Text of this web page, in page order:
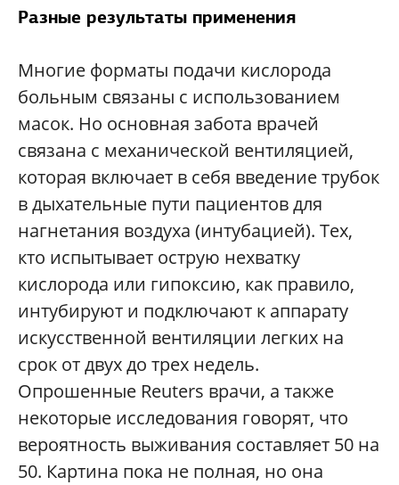
Разные результаты применения
Многие форматы подачи кислорода
больным связаны с использованием
масок. Но основная забота врачей
связана с механической вентиляцией,
которая включает в себя введение трубок
в дыхательные пути пациентов для
нагнетания воздуха (интубацией). Тех,
кто испытывает острую нехватку
кислорода или гипоксию, как правило,
интубируют и подключают к аппарату
искусственной вентиляции легких на
срок от двух до трех недель.
Опрошенные Reuters врачи, а также
некоторые исследования говорят, что
вероятность выживания составляет 50 на
50. Картина пока не полная, но она